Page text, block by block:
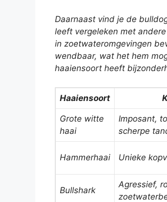
Daarnaast vind je de
leeft vergeleken met
in zoetwateromgevingen
wendbaar, wat het hem
haaiensoort heeft
Haaiensoort
Grote witte
haai
Imposant,
scherpe
Hammerhaai Unieke
Bullshark
Agressief,